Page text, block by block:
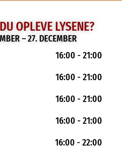
OPLEVE LYSENE?
– 27. DECEMBER
16:00 - 21:00
16:00 - 21:00
16:00 - 21:00
16:00 - 21:00
16:00 - 22:00